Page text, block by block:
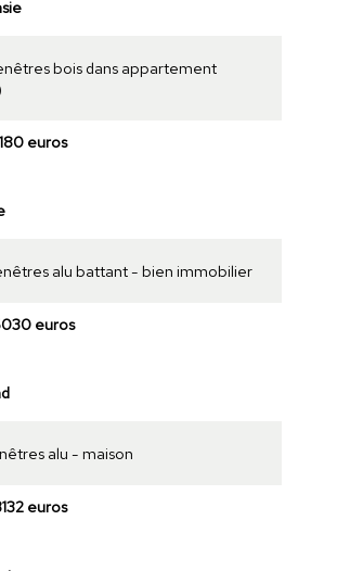
bois dans appartement
euros
alu battant - bien immobilier
euros
alu - maison
euros